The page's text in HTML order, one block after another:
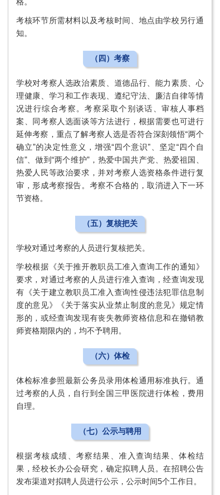
考核环节所需材料以及考核时间、地点由学校另行通
知。
（四）考察
学校对考察人选政治素质、道德品行、能力素质、心
理健康、学习和工作表现、遵纪守法、廉洁自律等情
况进行综合考察。考察采取个别谈话、审核人事档
案、同考察人选面谈等方法进行，根据需要也可进行
延伸考察，重点了解考察人选是否符合深刻领悟“两个
确立”的决定性意义，增强“四个意识”、坚定“四个自
信”、做到“两个维护”，热爱中国共产党、热爱祖国、
热爱人民等政治要求，并对考察人选资格条件进行复
审，形成考察报告。考察不合格的，取消进入下一环
节资格。
（五）复核把关
学校对通过考察的人员进行复核把关。
学校根据《关于推开教职员工准入查询工作的通知》
要求，对通过考察的人员进行准入查询，经查询发现
有《关于建立教职员工准入查询性侵违法犯罪信息制
度的意见》《关于落实从业禁止制度的意见》规定情
形的，或经查询发现有丧失教师资格信息和在撤销教
师资格期限内的，均不予聘用。
（六）体检
体检标准参照最新公务员录用体检通用标准执行。通
过考察的人员，自行到全国三甲医院进行体检，费用
自理。
（七）公示与聘用
根据考核成绩、考察结果、准入查询结果、体检结
果，经校长办公会研究，确定拟聘人员。在招聘公告
发布渠道对拟聘人员进行公示，公示时间5个工作日。